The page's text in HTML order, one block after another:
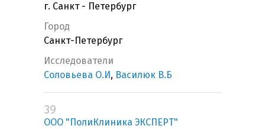
г. Санкт - Петербург
Город
Санкт-Петербург
Исследователи
Соловьева О.И, Василюк В.Б
39
ООО "ПолиКлиника ЭКСПЕРТ"